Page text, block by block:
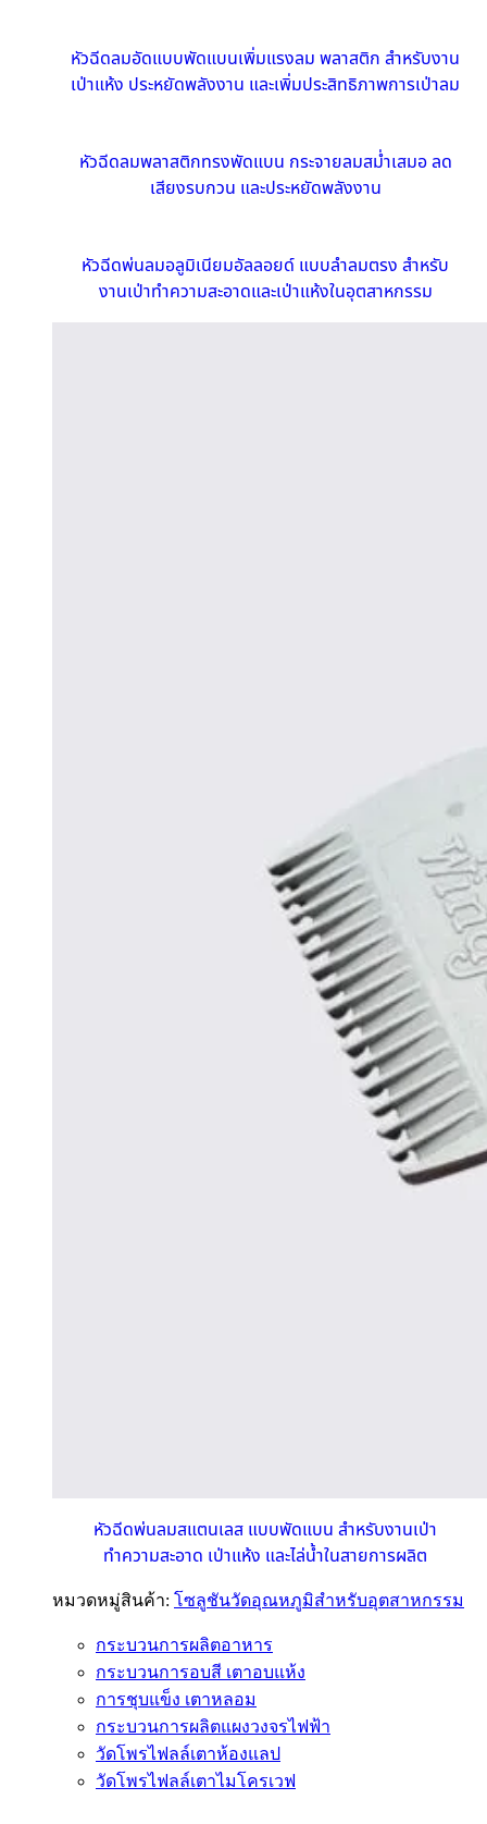
หัวฉีดลมอัดแบบพัดแบนเพิ่มแรงลม พลาสติก สำหรับงาน
เป่าแห้ง ประหยัดพลังงาน และเพิ่มประสิทธิภาพการเป่าลม
หัวฉีดลมพลาสติกทรงพัดแบน กระจายลมสม่ำเสมอ ลด
เสียงรบกวน และประหยัดพลังงาน
หัวฉีดพ่นลมอลูมิเนียมอัลลอยด์ แบบลำลมตรง สำหรับ
งานเป่าทำความสะอาดและเป่าแห้งในอุตสาหกรรม
หัวฉีดพ่นลมสแตนเลส แบบพัดแบน สำหรับงานเป่า
ทำความสะอาด เป่าแห้ง และไล่น้ำในสายการผลิต
หมวดหมู่สินค้า: โซลูชันวัดอุณหภูมิสำหรับอุตสาหกรรม
กระบวนการผลิตอาหาร
กระบวนการอบสี เตาอบแห้ง
การชุบแข็ง เตาหลอม
กระบวนการผลิตแผงวงจรไฟฟ้า
วัดโพรไฟลล์เตาห้องแลป
วัดโพรไฟลล์เตาไมโครเวฟ